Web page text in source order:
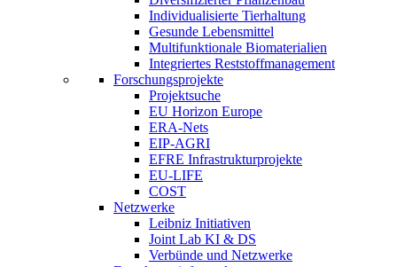
Individualisierte Tierhaltung
Gesunde Lebensmittel
Multifunktionale Biomaterialien
Integriertes Reststoffmanagement
Forschungsprojekte
Projektsuche
EU Horizon Europe
ERA-Nets
EIP-AGRI
EFRE Infrastrukturprojekte
EU-LIFE
COST
Netzwerke
Leibniz Initiativen
Joint Lab KI & DS
Verbünde und Netzwerke